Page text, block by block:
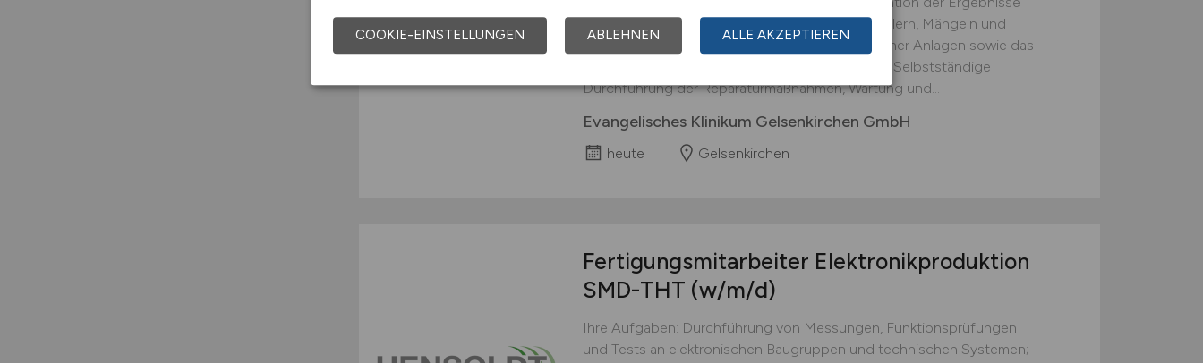
nach DGUV V3; Analyse und Behebung von Fehlern, Mängeln und
Störungen; Änderung und Erweiterung elektrischer Anlagen sowie das
Ausführen von Neuinstallationen bei Umbauten; Selbstständige
Durchführung der Reparaturmaßnahmen, Wartung und...
Evangelisches Klinikum Gelsenkirchen GmbH
heute Gelsenkirchen
Fertigungsmitarbeiter Elektronikproduktion
SMD-THT (w/m/d)
Ihre Aufgaben: Durchführung von Messungen, Funktionsprüfungen
und Tests an elektronischen Baugruppen und technischen Systemen;
COOKIE-EINSTELLUNGEN ABLEHNEN ALLE AKZEPTIEREN